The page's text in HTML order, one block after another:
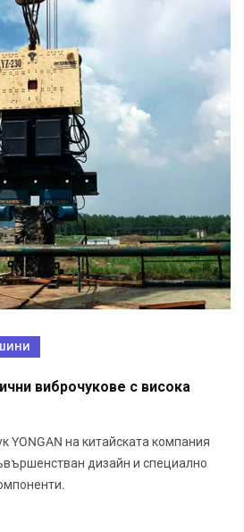
виброчукове с висока
YONGAN на китайската компания
дизайн и специално